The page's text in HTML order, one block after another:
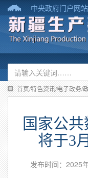
中央政府门户网站
首页/特色资讯/电子政务/
国家公
将于3
发布时间：2025